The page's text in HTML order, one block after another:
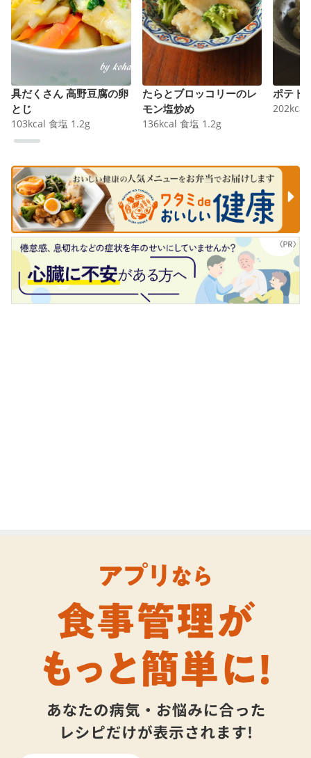
具だくさん 高野豆腐の卵
とじ
103kcal 食塩 1.2g
たらとブロッコリーのレ
モン塩炒め
136kcal 食塩 1.2g
ポテト
202kcal